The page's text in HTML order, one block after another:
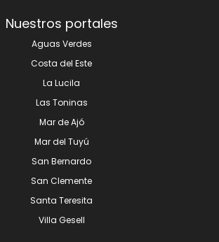
Nuestros portales
Aguas Verdes
Costa del Este
La Lucila
Las Toninas
Mar de Ajó
Mar del Tuyú
San Bernardo
San Clemente
Santa Teresita
Villa Gesell